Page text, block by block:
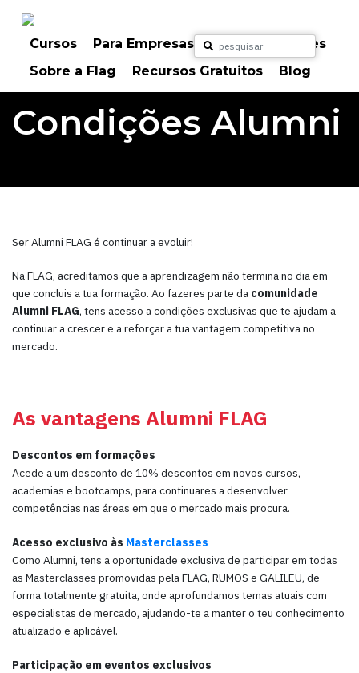
Cursos Para Empresas
Para Particulares
Sobre a Flag
Recursos Gratuitos Blog
Condições Alumni
Ser Alumni FLAG é continuar a evoluir!
Na FLAG, acreditamos que a aprendizagem não termina no dia em
que concluis a tua formação. Ao fazeres parte da comunidade
Alumni FLAG, tens acesso a condições exclusivas que te ajudam a
continuar a crescer e a reforçar a tua vantagem competitiva no
mercado.
As vantagens Alumni FLAG
Descontos em formações
Acede a um desconto de 10% descontos em novos cursos,
academias e bootcamps, para continuares a desenvolver
competências nas áreas em que o mercado mais procura.
Acesso exclusivo às Masterclasses
Como Alumni, tens a oportunidade exclusiva de participar em todas
as Masterclasses promovidas pela FLAG, RUMOS e GALILEU, de
forma totalmente gratuita, onde aprofundamos temas atuais com
especialistas de mercado, ajudando-te a manter o teu conhecimento
atualizado e aplicável.
Participação em eventos exclusivos